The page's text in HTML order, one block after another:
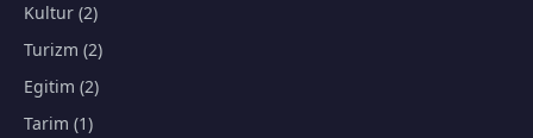
Kultur (2)
Turizm (2)
Egitim (2)
Tarim (1)